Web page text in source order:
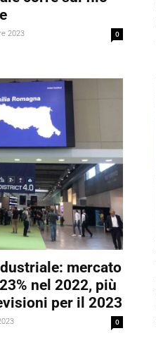
2023 0
mercato
nel 2022, più
per il 2023
0